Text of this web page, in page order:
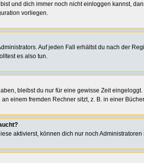
und dich immer noch nicht einloggen kannst,
vorliegen.
Auf jeden Fall erhältst du nach der
es also tun.
bleibst du nur für eine gewisse Zeit
einem fremden Rechner sitzt, z. B. in einer
aktivierst, können dich nur noch